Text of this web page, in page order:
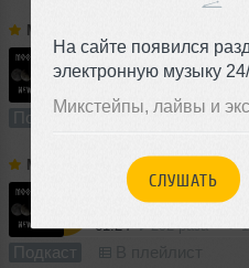
На сайте появился
электронную музыку
Микстейпы, лайвы и
СЛУШАТЬ
Moonbeam
Подкаст В плейлист (в 1
Moonbeam New Moon
61:24 292 раза
Подкаст